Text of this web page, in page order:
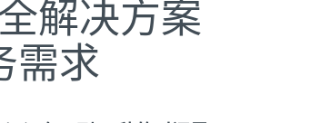
解决方案
需求